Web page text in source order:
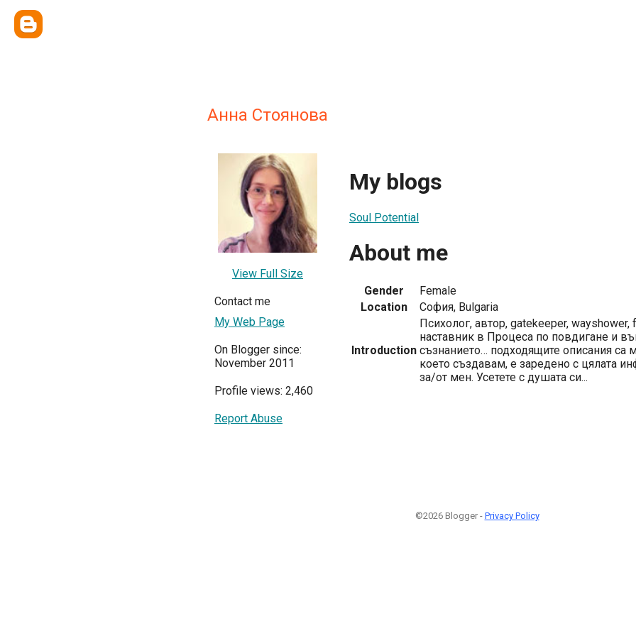
Анна Стоянова
View Full Size
Contact me
My Web Page
On Blogger since:
November 2011
Profile views: 2,460
Report Abuse
My blogs
Soul Potential
About me
Gender
Female
Location
София, Bulgaria
Introduction
Психолог, автор, gatekeeper, wayshower,
наставник в Процеса по повдигане и
съзнанието… подходящите описания са
което създавам, е заредено с цялата
за/от мен. Усетете с душата си...
©2026 Blogger - Privacy Policy